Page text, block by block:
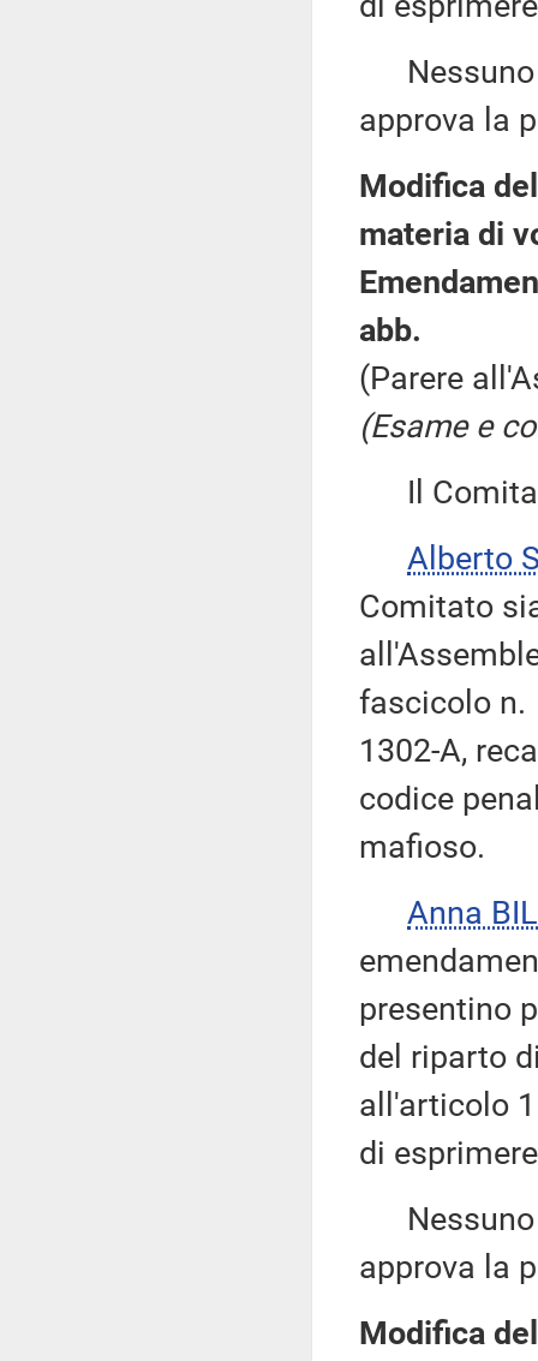
Nessuno
approva la
Modifica
materia di
abb.
(Parere
(Esame e
Il
Alberto
Comitato
fascicolo n.
1302-A,
codice
mafioso.
Anna
presentino
del riparto
all'articolo
di
Nessuno
approva la
Modifica